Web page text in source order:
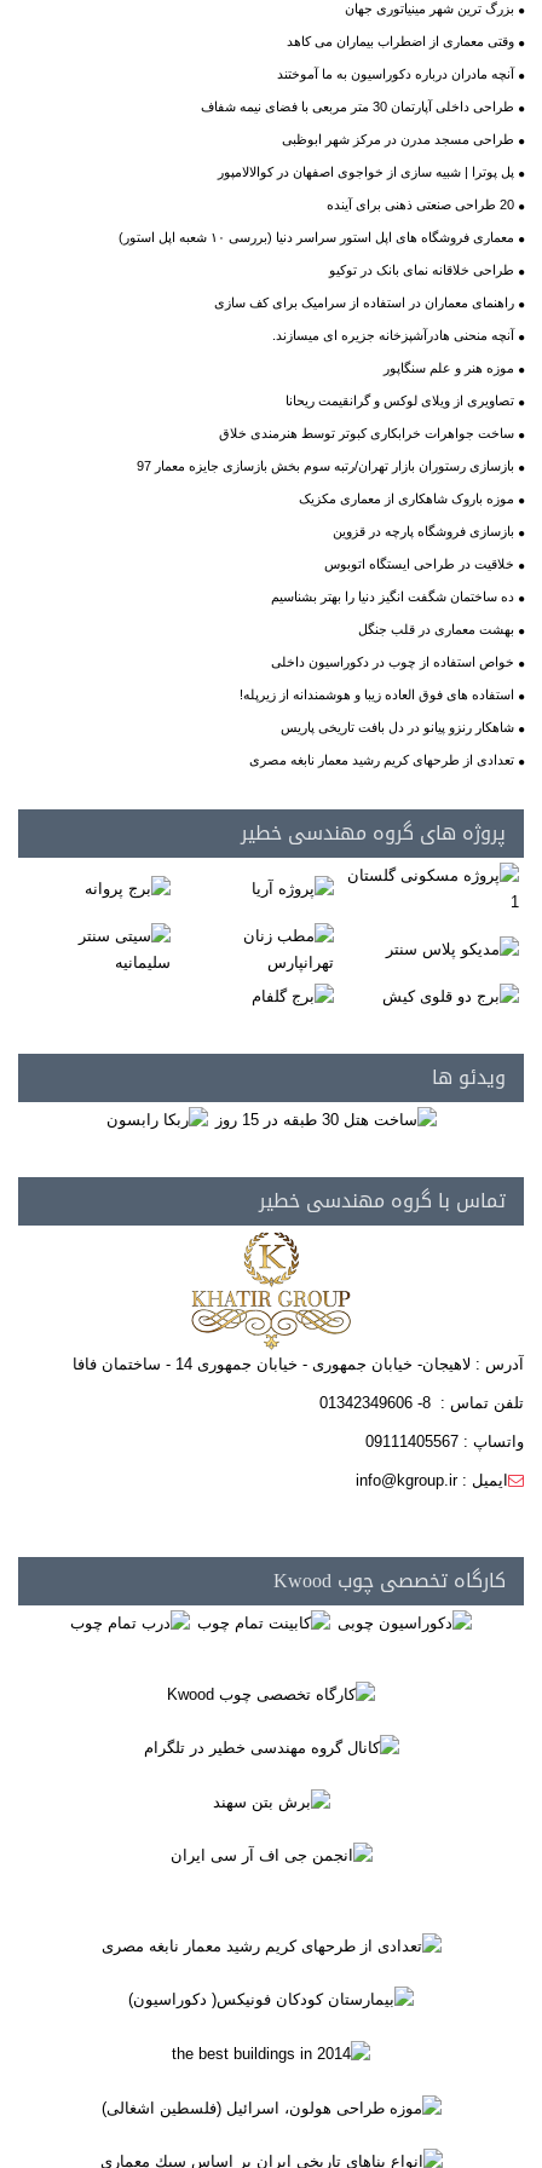
بزرگ ترین شهر مینیاتوری جهان
وقتی معماری از اضطراب بیماران می کاهد
آنچه مادران درباره دکوراسیون به ما آموختند
طراحی داخلی آپارتمان 30 متر مربعی با فضای نیمه شفاف
طراحی مسجد مدرن در مرکز شهر ابوظبی
پل پوترا | شبیه سازی از خواجوی اصفهان در کوالالامپور
20 طراحی صنعتی ذهنی برای آینده
معماری فروشگاه های اپل استور سراسر دنیا (بررسی ۱۰ شعبه اپل استور)
طراحی خلاقانه نمای بانک در توکیو
راهنمای معماران در استفاده از سرامیک برای کف سازی
آنچه منحنی هادرآشپزخانه جزیره ای میسازند.
موزه هنر و علم سنگاپور
تصاویری از ویلای لوکس و گرانقیمت ریحانا
ساخت جواهرات خرابکاری کبوتر توسط هنرمندی خلاق
بازسازی رستوران بازار تهران/رتبه سوم بخش بازسازی جایزه معمار 97
موزه باروک شاهکاری از معماری مکزیک
بازسازی فروشگاه پارچه در قزوین
خلاقیت در طراحی ایستگاه اتوبوس
ده ساختمان شگفت انگیز دنیا را بهتر بشناسیم
بهشت معماری در قلب جنگل
خواص استفاده از چوب در دکوراسیون داخلی
استفاده های فوق العاده زیبا و هوشمندانه از زیرپله!
شاهکار رنزو پیانو در دل بافت تاریخی پاریس
تعدادی از طرحهای کریم رشید معمار نابغه مصری
پروژه های گروه مهندسی خطیر
ویدئو ها
تماس با گروه مهندسی خطیر
آدرس : لاهیجان- خیابان جمهوری - خیابان جمهوری 14 - ساختمان فافا
تلفن تماس : 8- 01342349606
واتساپ : 09111405567
ایمیل : info@kgroup.ir
کارگاه تخصصی چوب Kwood